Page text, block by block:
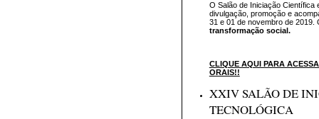
O Salão de Iniciação Científica
divulgação, promoção e
31 e 01 de novembro de
transformação social.
CLIQUE AQUI PARA
ORAIS!!
XXIV SALÃO DE
TECNOLÓGICA